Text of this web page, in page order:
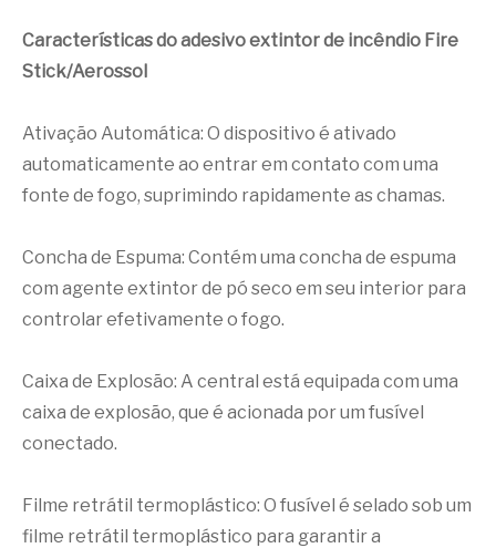
Características do adesivo extintor de incêndio Fire
Stick/Aerossol
Ativação Automática: O dispositivo é ativado
automaticamente ao entrar em contato com uma
fonte de fogo, suprimindo rapidamente as chamas.
Concha de Espuma: Contém uma concha de espuma
com agente extintor de pó seco em seu interior para
controlar efetivamente o fogo.
Caixa de Explosão: A central está equipada com uma
caixa de explosão, que é acionada por um fusível
conectado.
Filme retrátil termoplástico: O fusível é selado sob um
filme retrátil termoplástico para garantir a